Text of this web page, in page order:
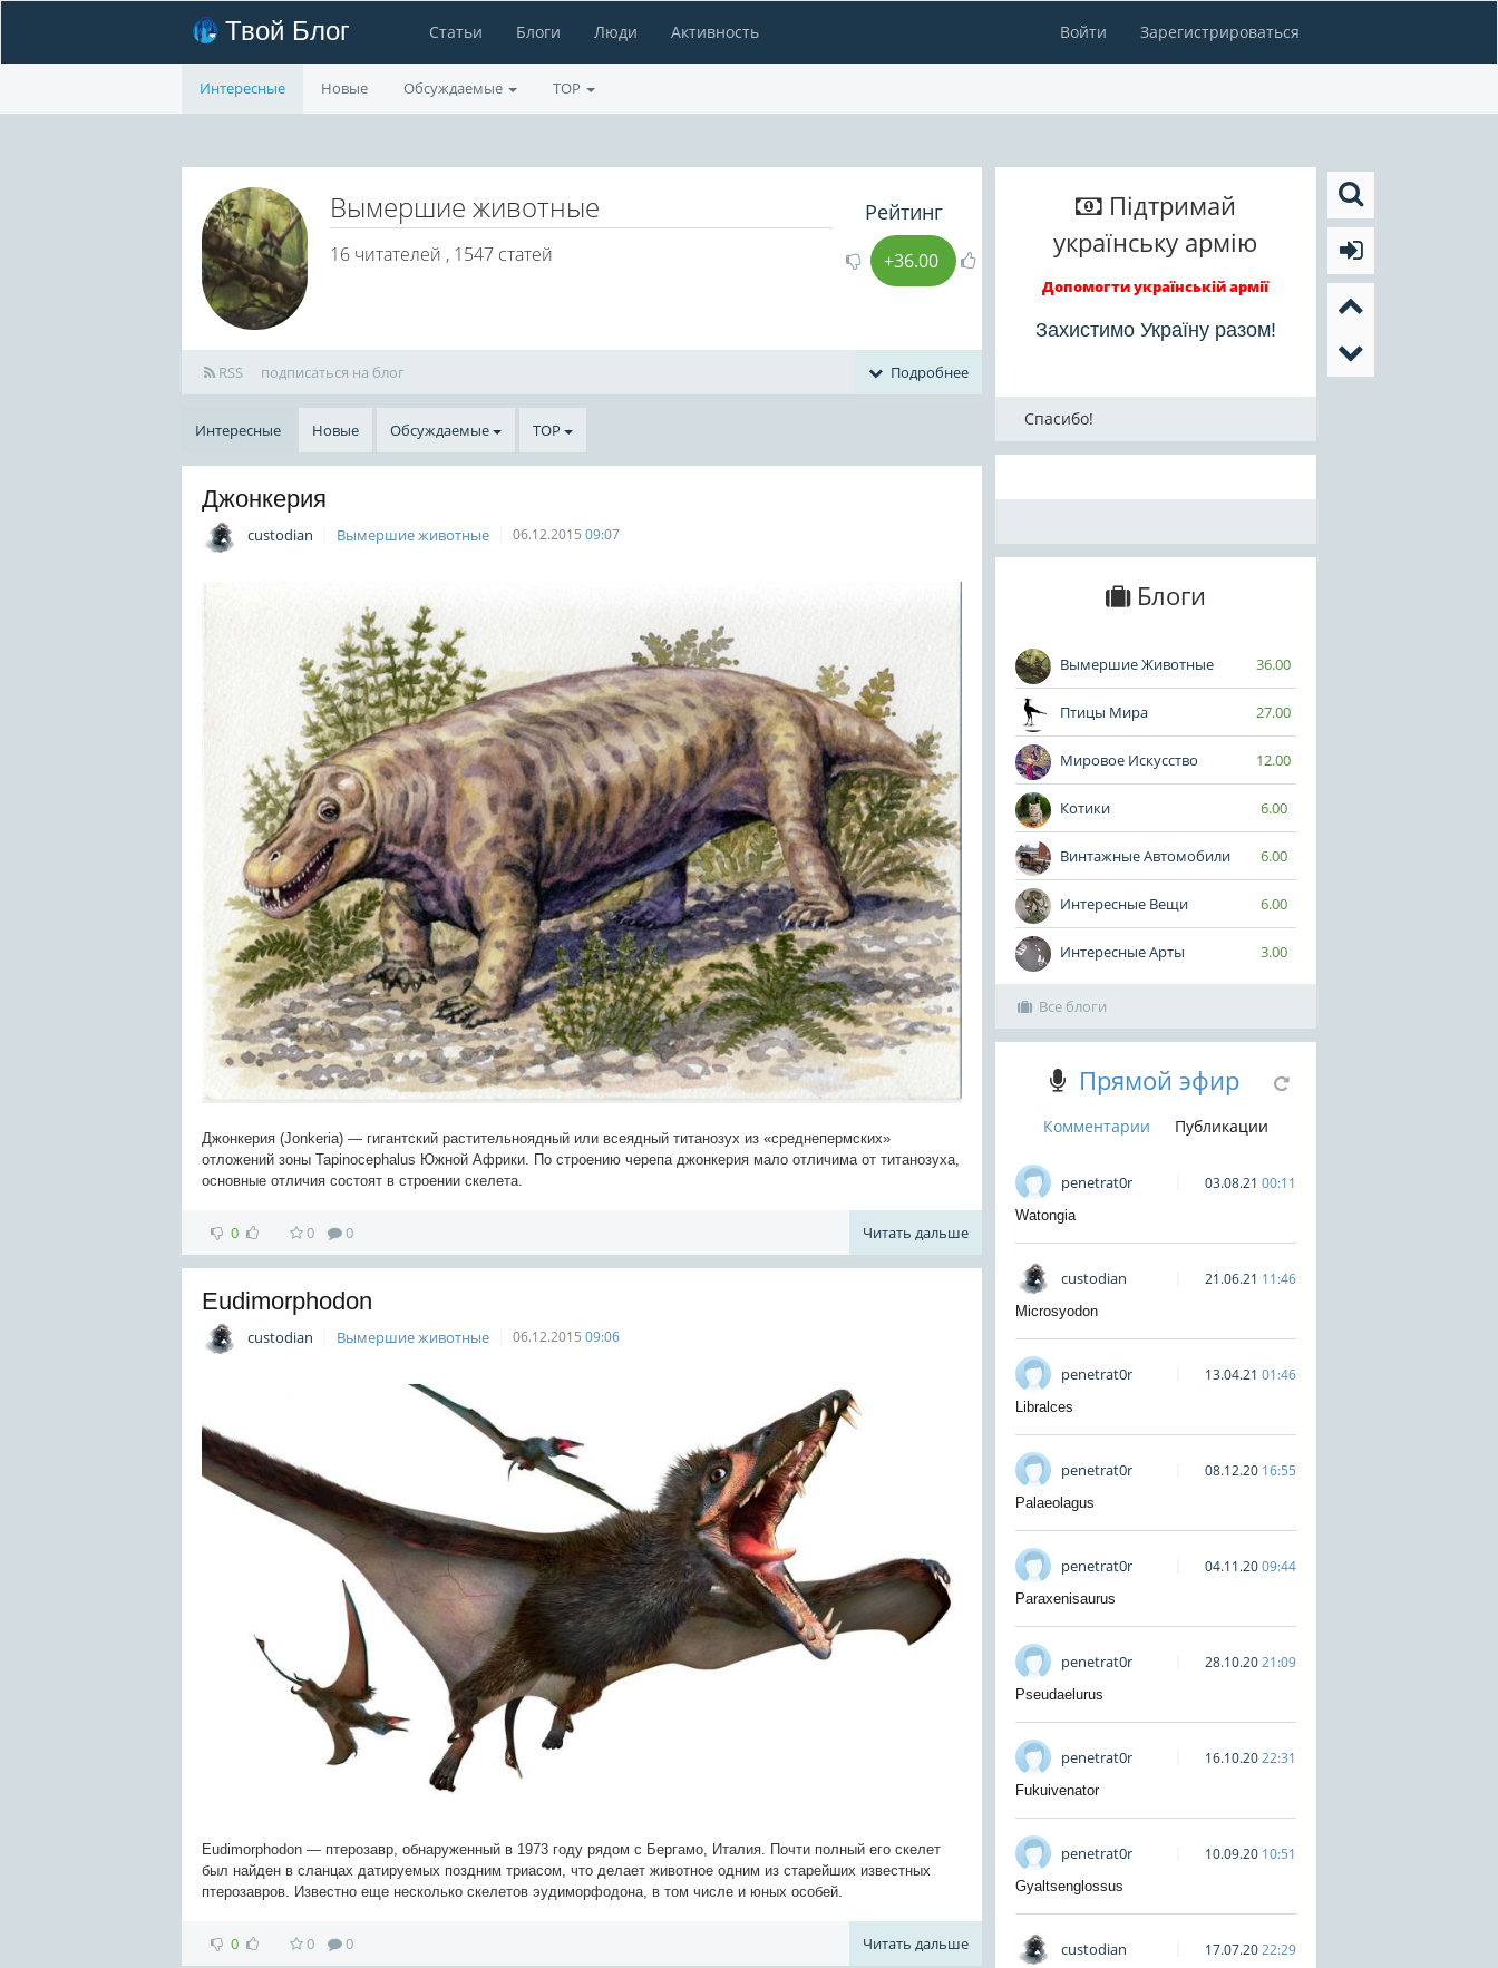
Твой Блог Статьи Блоги Люди Активность Войти Зарегистрироваться
Интересные Новые Обсуждаемые TOP
Вымершие животные
16 читателей , 1547 статей
Рейтинг
+36.00
RSS подписаться на блог Подробнее
Интересные Новые Обсуждаемые TOP
Джонкерия
custodian Вымершие животные 06.12.2015 09:07
Джонкерия (Jonkeria) — гигантский растительноядный или всеядный титанозух из «среднепермских»
отложений зоны Tapinocephalus Южной Африки. По строению черепа джонкерия мало отличима от титанозуха,
основные отличия состоят в строении скелета.
0 0 0 Читать дальше
Eudimorphodon
custodian Вымершие животные 06.12.2015 09:06
Eudimorphodon — птерозавр, обнаруженный в 1973 году рядом с Бергамо, Италия. Почти полный его скелет
был найден в сланцах датируемых поздним триасом, что делает животное одним из старейших известных
птерозавров. Известно еще несколько скелетов эудиморфодона, в том числе и юных особей.
0 0 0 Читать дальше
Підтримай
українську армію
Допомогти українській армії
Захистимо Україну разом!
Спасибо!
Блоги
Вымершие Животные 36.00
Птицы Мира 27.00
Мировое Искусство 12.00
Котики 6.00
Винтажные Автомобили 6.00
Интересные Вещи 6.00
Интересные Арты 3.00
Все блоги
Прямой эфир
Комментарии Публикации
penetrat0r 03.08.21 00:11
Watongia
custodian 21.06.21 11:46
Microsyodon
penetrat0r 13.04.21 01:46
Libralces
penetrat0r 08.12.20 16:55
Palaeolagus
penetrat0r 04.11.2009:44
Paraxenisaurus
penetrat0r 28.10.2021:09
Pseudaelurus
penetrat0r 16.10.2022:31
Fukuivenator
penetrat0r 10.09.20 10:51
Gyaltsenglossus
custodian 17.07.2022:29